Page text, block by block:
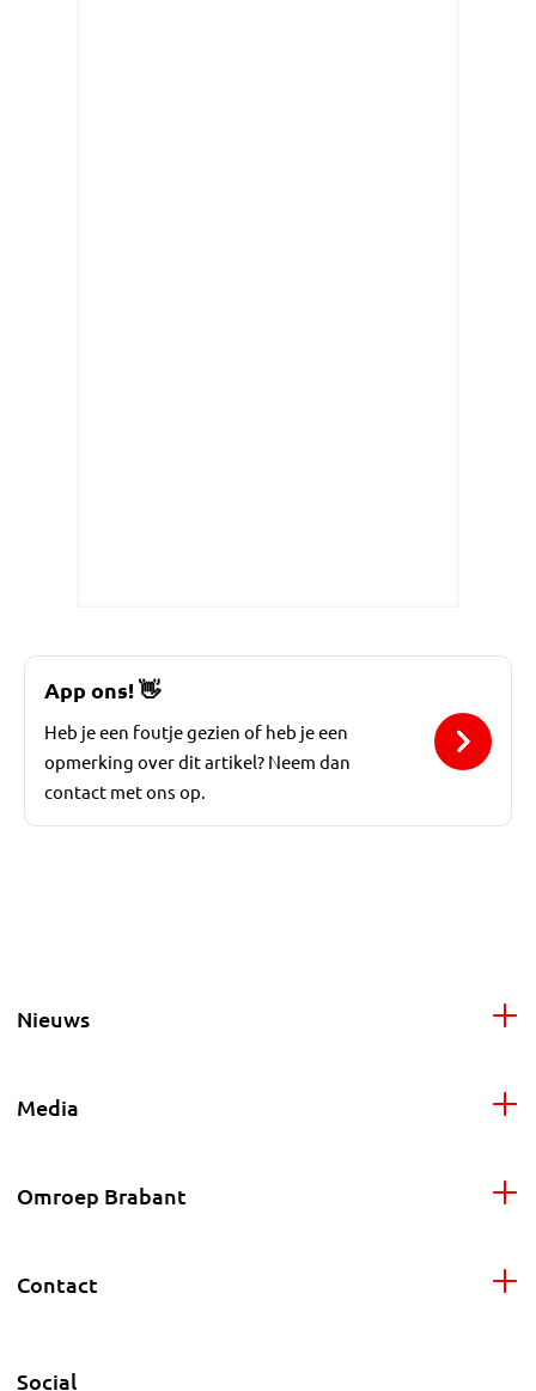
App ons!👋
Heb je een foutje gezien of heb je een
opmerking over dit artikel? Neem dan
contact met ons op.
Nieuws
Media
Omroep Brabant
Contact
Social